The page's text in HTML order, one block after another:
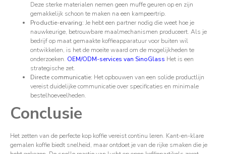
Deze sterke materialen nemen geen muffe geuren op en zijn
gemakkelijk schoon te maken na een kampeertrip.
Productie-ervaring: Je hebt een partner nodig die weet hoe je
nauwkeurige, betrouwbare maalmechanismen produceert. Als je
bedrijf op maat gemaakte koffieapparatuur voor buiten wil
ontwikkelen, is het de moeite waard om de mogelijkheden te
onderzoeken. OEM/ODM-services van SinoGlass Het is een
strategische zet.
Directe communicatie: Het opbouwen van een solide productlijn
vereist duidelijke communicatie over specificaties en minimale
bestelhoeveelheden.
Conclusie
Het zetten van de perfecte kop koffie vereist continu leren. Kant-en-klare
gemalen koffie biedt snelheid, maar ontdoet je van de rijke smaken die je